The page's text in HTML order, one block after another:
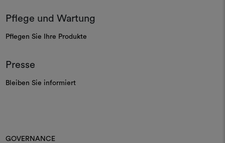
Pflege und Wartung
Pflegen Sie Ihre Produkte
Presse
Bleiben Sie informiert
GOVERNANCE